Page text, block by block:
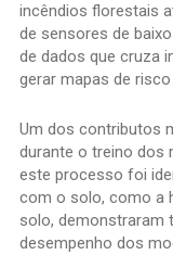
incêndios florestais
de sensores de
de dados que cruza
gerar mapas de
Um dos contributos
durante o treino dos
este processo foi
com o solo, como a
solo, demonstraram
desempenho dos